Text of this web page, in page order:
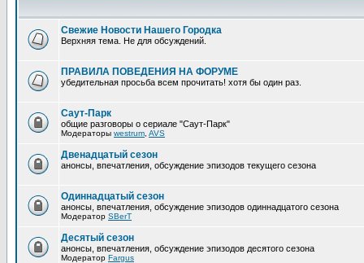
Свежие Новости Нашего Городка
Верхняя тема. Не для обсуждений.
ПРАВИЛА ПОВЕДЕНИЯ НА ФОРУМЕ
убедительная просьба всем прочитать! хотя бы один раз.
Саут-Парк
общие разговоры о сериале "Саут-Парк"
Модераторы westrum AVS
Двенадцатый сезон
анонсы, впечатления, обсуждение эпизодов текущего сезона
Одиннадцатый сезон
анонсы, впечатления, обсуждение эпизодов одиннадцатого сезона
Модератор SBerT
Десятый сезон
анонсы, впечатления, обсуждение эпизодов десятого сезона
Модератор Fargus